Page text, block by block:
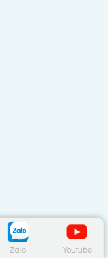
Zalo Youtube